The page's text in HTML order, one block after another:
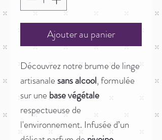
Ajouter au panier
Découvrez notre brume de linge
artisanale sans alcool, formulée
sur une base végétale
respectueuse de
l'environnement. Infusée d’un